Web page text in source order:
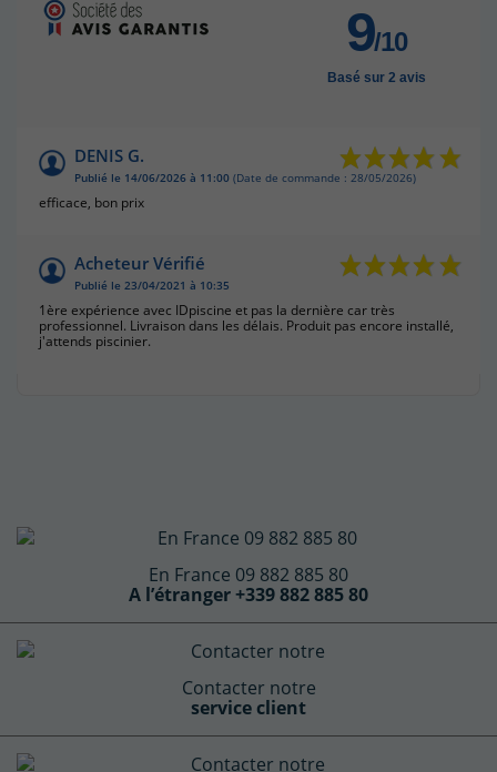
9/10
Basé sur 2 avis
DENIS G.
Publié le 14/06/2026 à 11:00 (Date de commande : 28/05/2026)
efficace, bon prix
Acheteur Vérifié
Publié le 23/04/2021 à 10:35
1ère expérience avec IDpiscine et pas la dernière car très
professionnel. Livraison dans les délais. Produit pas encore installé,
j'attends piscinier.
En France 09 882 885 80
A l’étranger +339 882 885 80
Contacter notre
service client